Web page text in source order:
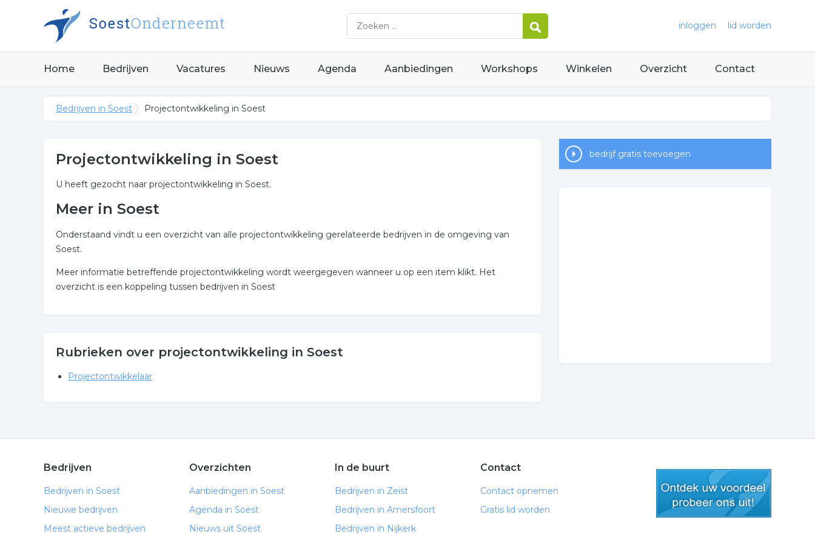
inloggen lid worden
Home Bedrijven Vacatures Nieuws Agenda Aanbiedingen Workshops Winkelen Overzicht Contact
Bedrijven in Soest Projectontwikkeling in Soest
Projectontwikkeling in Soest
U heeft gezocht naar projectontwikkeling in Soest.
Meer in Soest
Onderstaand vindt u een overzicht van alle projectontwikkeling gerelateerde bedrijven in de omgeving van
Soest.
Meer informatie betreffende projectontwikkeling wordt weergegeven wanneer u op een item klikt. Het
overzicht is een koppeling tussen bedrijven in Soest
Rubrieken over projectontwikkeling in Soest
Projectontwikkelaar
bedrijf gratis toevoegen
Bedrijven
Bedrijven in Soest
Nieuwe bedrijven
Meest actieve bedrijven
Overzichten
Aanbiedingen in Soest
Agenda in Soest
Nieuws uit Soest
In de buurt
Bedrijven in Zeist
Bedrijven in Amersfoort
Bedrijven in Nijkerk
Contact
Contact opnemen
Gratis lid worden